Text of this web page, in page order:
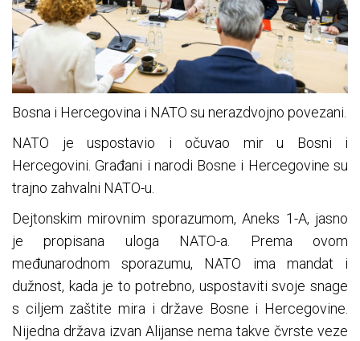
Bosna i Hercegovina i NATO su nerazdvojno povezani.
NATO je uspostavio i očuvao mir u Bosni i
Hercegovini. Građani i narodi Bosne i Hercegovine su
trajno zahvalni NATO-u.
Dejtonskim mirovnim sporazumom, Aneks 1-A, jasno
je propisana uloga NATO-a. Prema ovom
međunarodnom sporazumu, NATO ima mandat i
dužnost, kada je to potrebno, uspostaviti svoje snage
s ciljem zaštite mira i države Bosne i Hercegovine.
Nijedna država izvan Alijanse nema takve čvrste veze